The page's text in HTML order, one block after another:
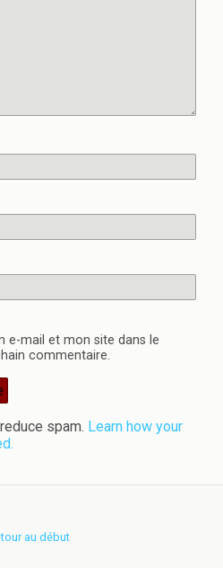
e-mail et mon site dans le
commentaire.
spam. Learn how your
au début